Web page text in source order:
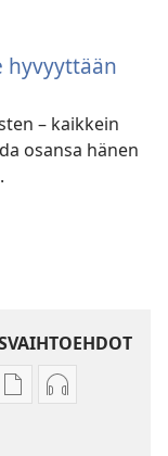
hyvyyttään
– kaikkein
osansa hänen
JulkaisujenÄänitteiden